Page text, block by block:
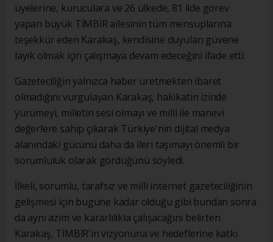
üyelerine, kuruculara ve 26 ülkede, 81 ilde görev
yapan büyük TİMBİR ailesinin tüm mensuplarına
teşekkür eden Karakaş, kendisine duyulan güvene
layık olmak için çalışmaya devam edeceğini ifade etti.
Gazeteciliğin yalnızca haber üretmekten ibaret
olmadığını vurgulayan Karakaş, hakikatin izinde
yürümeyi, milletin sesi olmayı ve milli ile manevi
değerlere sahip çıkarak Türkiye'nin dijital medya
alanındaki gücünü daha da ileri taşımayı önemli bir
sorumluluk olarak gördüğünü söyledi.
İlkeli, sorumlu, tarafsız ve milli internet gazeteciliğinin
gelişmesi için bugüne kadar olduğu gibi bundan sonra
da aynı azim ve kararlılıkla çalışacağını belirten
Karakaş, TİMBİR'in vizyonuna ve hedeflerine katkı